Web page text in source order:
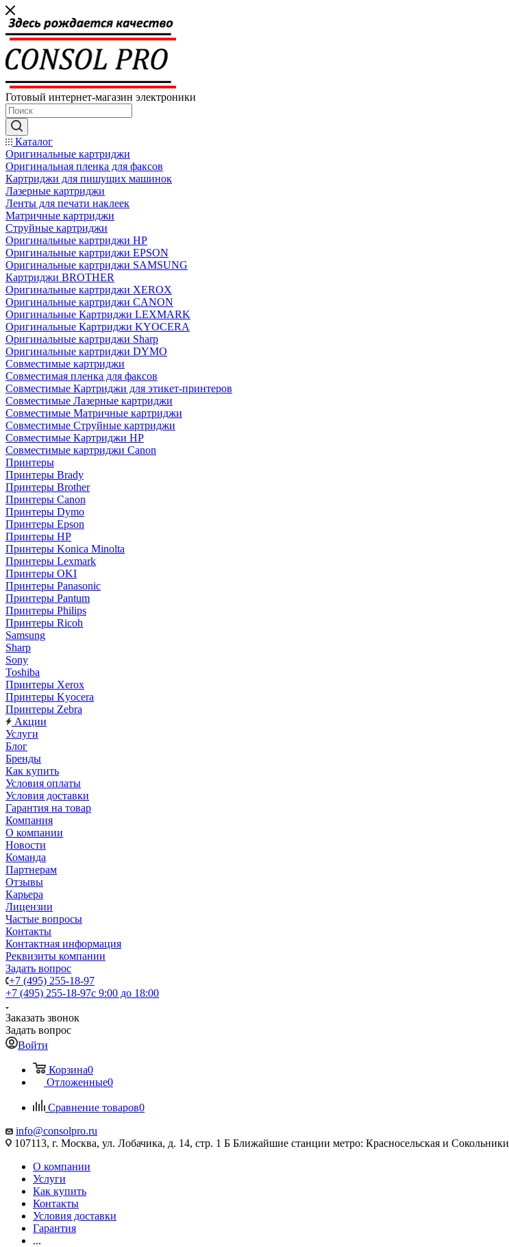
Готовый интернет-магазин электроники
Каталог
Оригинальные картриджи
Оригинальная пленка для факсов
Картриджи для пишущих машинок
Лазерные картриджи
Ленты для печати наклеек
Матричные картриджи
Струйные картриджи
Оригинальные картриджи HP
Оригинальные картриджи EPSON
Оригинальные картриджи SAMSUNG
Картриджи BROTHER
Оригинальные картриджи XEROX
Оригинальные картриджи CANON
Оригинальные Картриджи LEXMARK
Оригинальные Картриджи KYOCERA
Оригинальные картриджи Sharp
Оригинальные картриджи DYMO
Совместимые картриджи
Совместимая пленка для факсов
Совместимые Картриджи для этикет-принтеров
Совместимые Лазерные картриджи
Совместимые Матричные картриджи
Совместимые Струйные картриджи
Совместимые Картриджи HP
Совместимые картриджи Canon
Принтеры
Принтеры Brady
Принтеры Brother
Принтеры Canon
Принтеры Dymo
Принтеры Epson
Принтеры HP
Принтеры Konica Minolta
Принтеры Lexmark
Принтеры OKI
Принтеры Panasonic
Принтеры Pantum
Принтеры Philips
Принтеры Ricoh
Samsung
Sharp
Sony
Toshiba
Принтеры Xerox
Принтеры Kyocera
Принтеры Zebra
Акции
Услуги
Блог
Бренды
Как купить
Условия оплаты
Условия доставки
Гарантия на товар
Компания
О компании
Новости
Команда
Партнерам
Отзывы
Карьера
Лицензии
Частые вопросы
Контакты
Контактная информация
Реквизиты компании
Задать вопрос
+7 (495) 255-18-97
+7 (495) 255-18-97с 9:00 до 18:00
Заказать звонок
Задать вопрос
Войти
Корзина0
Отложенные0
Сравнение товаров0
info@consolpro.ru
107113, г. Москва, ул. Лобачика, д. 14, стр. 1 Б Ближайшие станции метро: Красносельская и Сокольники
О компании
Услуги
Как купить
Контакты
Условия доставки
Гарантия
...